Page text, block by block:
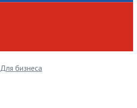
Для бизнеса